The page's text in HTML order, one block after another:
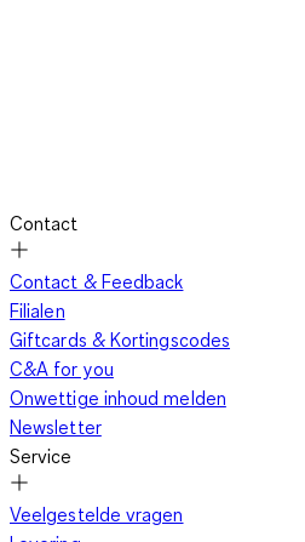
Contact
Contact & Feedback
Filialen
Giftcards & Kortingscodes
C&A for you
Onwettige inhoud melden
Newsletter
Service
Veelgestelde vragen